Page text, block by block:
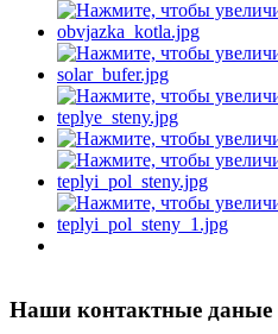
Наши контактные даные